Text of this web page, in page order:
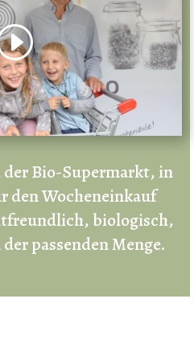
der Bio-Supermarkt, in
den Wocheneinkauf
biologisch,
passenden Menge.